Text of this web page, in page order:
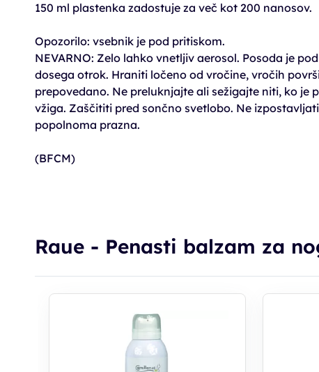
150 ml plastenka zadostuje za več kot 200 nanosov.
Opozorilo: vsebnik je pod pritiskom.
NEVARNO: Zelo lahko vnetljiv aerosol. Posoda je
dosega otrok. Hraniti ločeno od vročine, vročih
prepovedano. Ne preluknjajte ali sežigajte niti, ko
vžiga. Zaščititi pred sončno svetlobo. Ne
popolnoma prazna.
(BFCM)
Raue - Penasti balzam za